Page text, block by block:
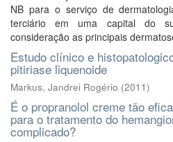
NB para o serviço de
terciário em uma capital do
consideração as principais
Estudo clínico e
pitiriase liquenoide
Markus, Jandrei Rogério (2011)
É o propranolol creme tão
para o tratamento do
complicado?